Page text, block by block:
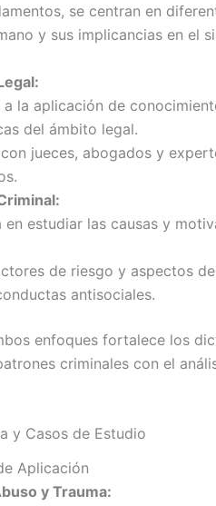
se centran en
y sus implicancias en el
a la aplicación de
del ámbito legal.
jueces, abogados y
en estudiar las causas y
de riesgo y aspectos
antisociales.
enfoques fortalece los
criminales con el
y Casos de Estudio
Aplicación
y Trauma: